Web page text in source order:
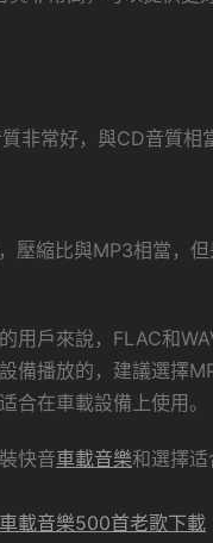
非常好，與CD音質
壓縮比與MP3相當，
用戶來說，FLAC和
備播放的，建議選擇
合在車載設備上使用。
快音車載音樂和選擇
載音樂500首老歌下載